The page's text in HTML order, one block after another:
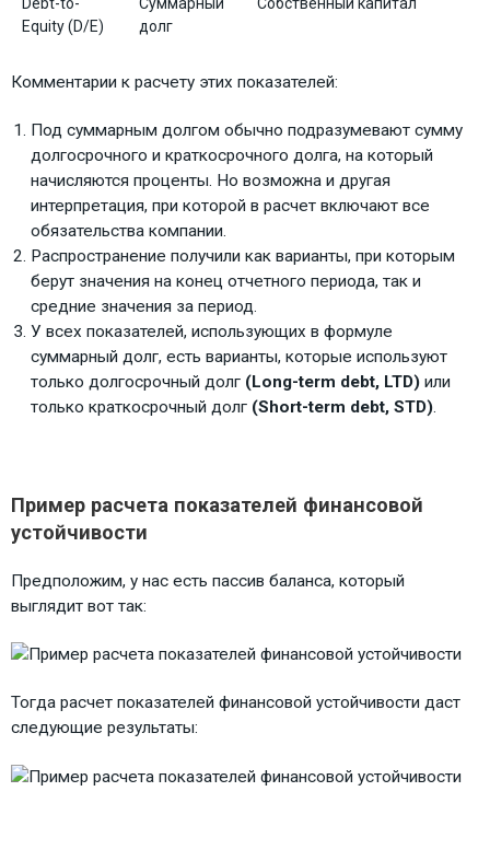
Equity (D/E)
долг
Комментарии к расчету этих показателей:
Под суммарным долгом обычно подразумевают сумму
долгосрочного и краткосрочного долга, на который
начисляются проценты. Но возможна и другая
интерпретация, при которой в расчет включают все
обязательства компании.
Распространение получили как варианты, при которым
берут значения на конец отчетного периода, так и
средние значения за период.
У всех показателей, использующих в формуле
суммарный долг, есть варианты, которые используют
только долгосрочный долг (Long-term debt, LTD)или
только краткосрочный долг (Short-term debt, STD).
Пример расчета показателей финансовой
устойчивости
Предположим, у нас есть пассив баланса, который
выглядит вот так:
Тогда расчет показателей финансовой устойчивости даст
следующие результаты: